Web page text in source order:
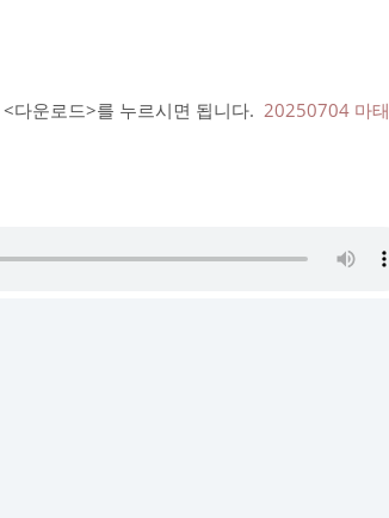
다운로드>를 누르시면 됩니다. 20250704 마